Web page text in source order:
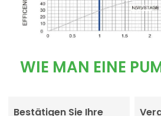
WIE MAN EINE
Bestätigen Sie Ihre